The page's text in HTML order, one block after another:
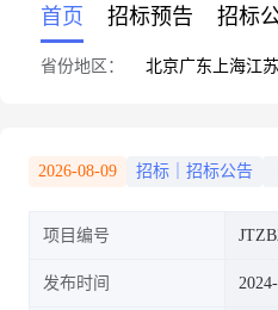
(变形监测)采
首页 招标预告 招标
省份地区： 北京广东 上海江苏
2026-08-09 招标｜招标公告
项目编号
发布时间